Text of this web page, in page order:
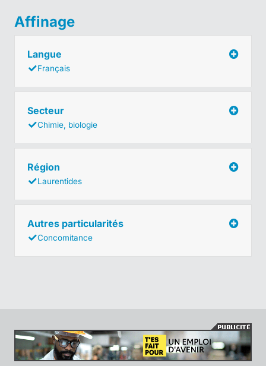
Affinage
Langue
Français
Secteur
Chimie, biologie
Région
Laurentides
Autres particularités
Concomitance